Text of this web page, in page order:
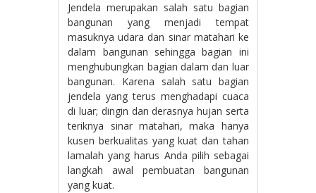
Jendela merupakan salah satu bagian
bangunan yang menjadi tempat
masuknya udara dan sinar matahari ke
dalam bangunan sehingga bagian ini
menghubungkan bagian dalam dan luar
bangunan. Karena salah satu bagian
jendela yang terus menghadapi cuaca
di luar; dingin dan derasnya hujan serta
teriknya sinar matahari, maka hanya
kusen berkualitas yang kuat dan tahan
lamalah yang harus Anda pilih sebagai
langkah awal pembuatan bangunan
yang kuat.